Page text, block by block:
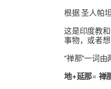
根据圣人帕
这是印度教
事物，或者
“禅那”一词由
地+延那= 禅